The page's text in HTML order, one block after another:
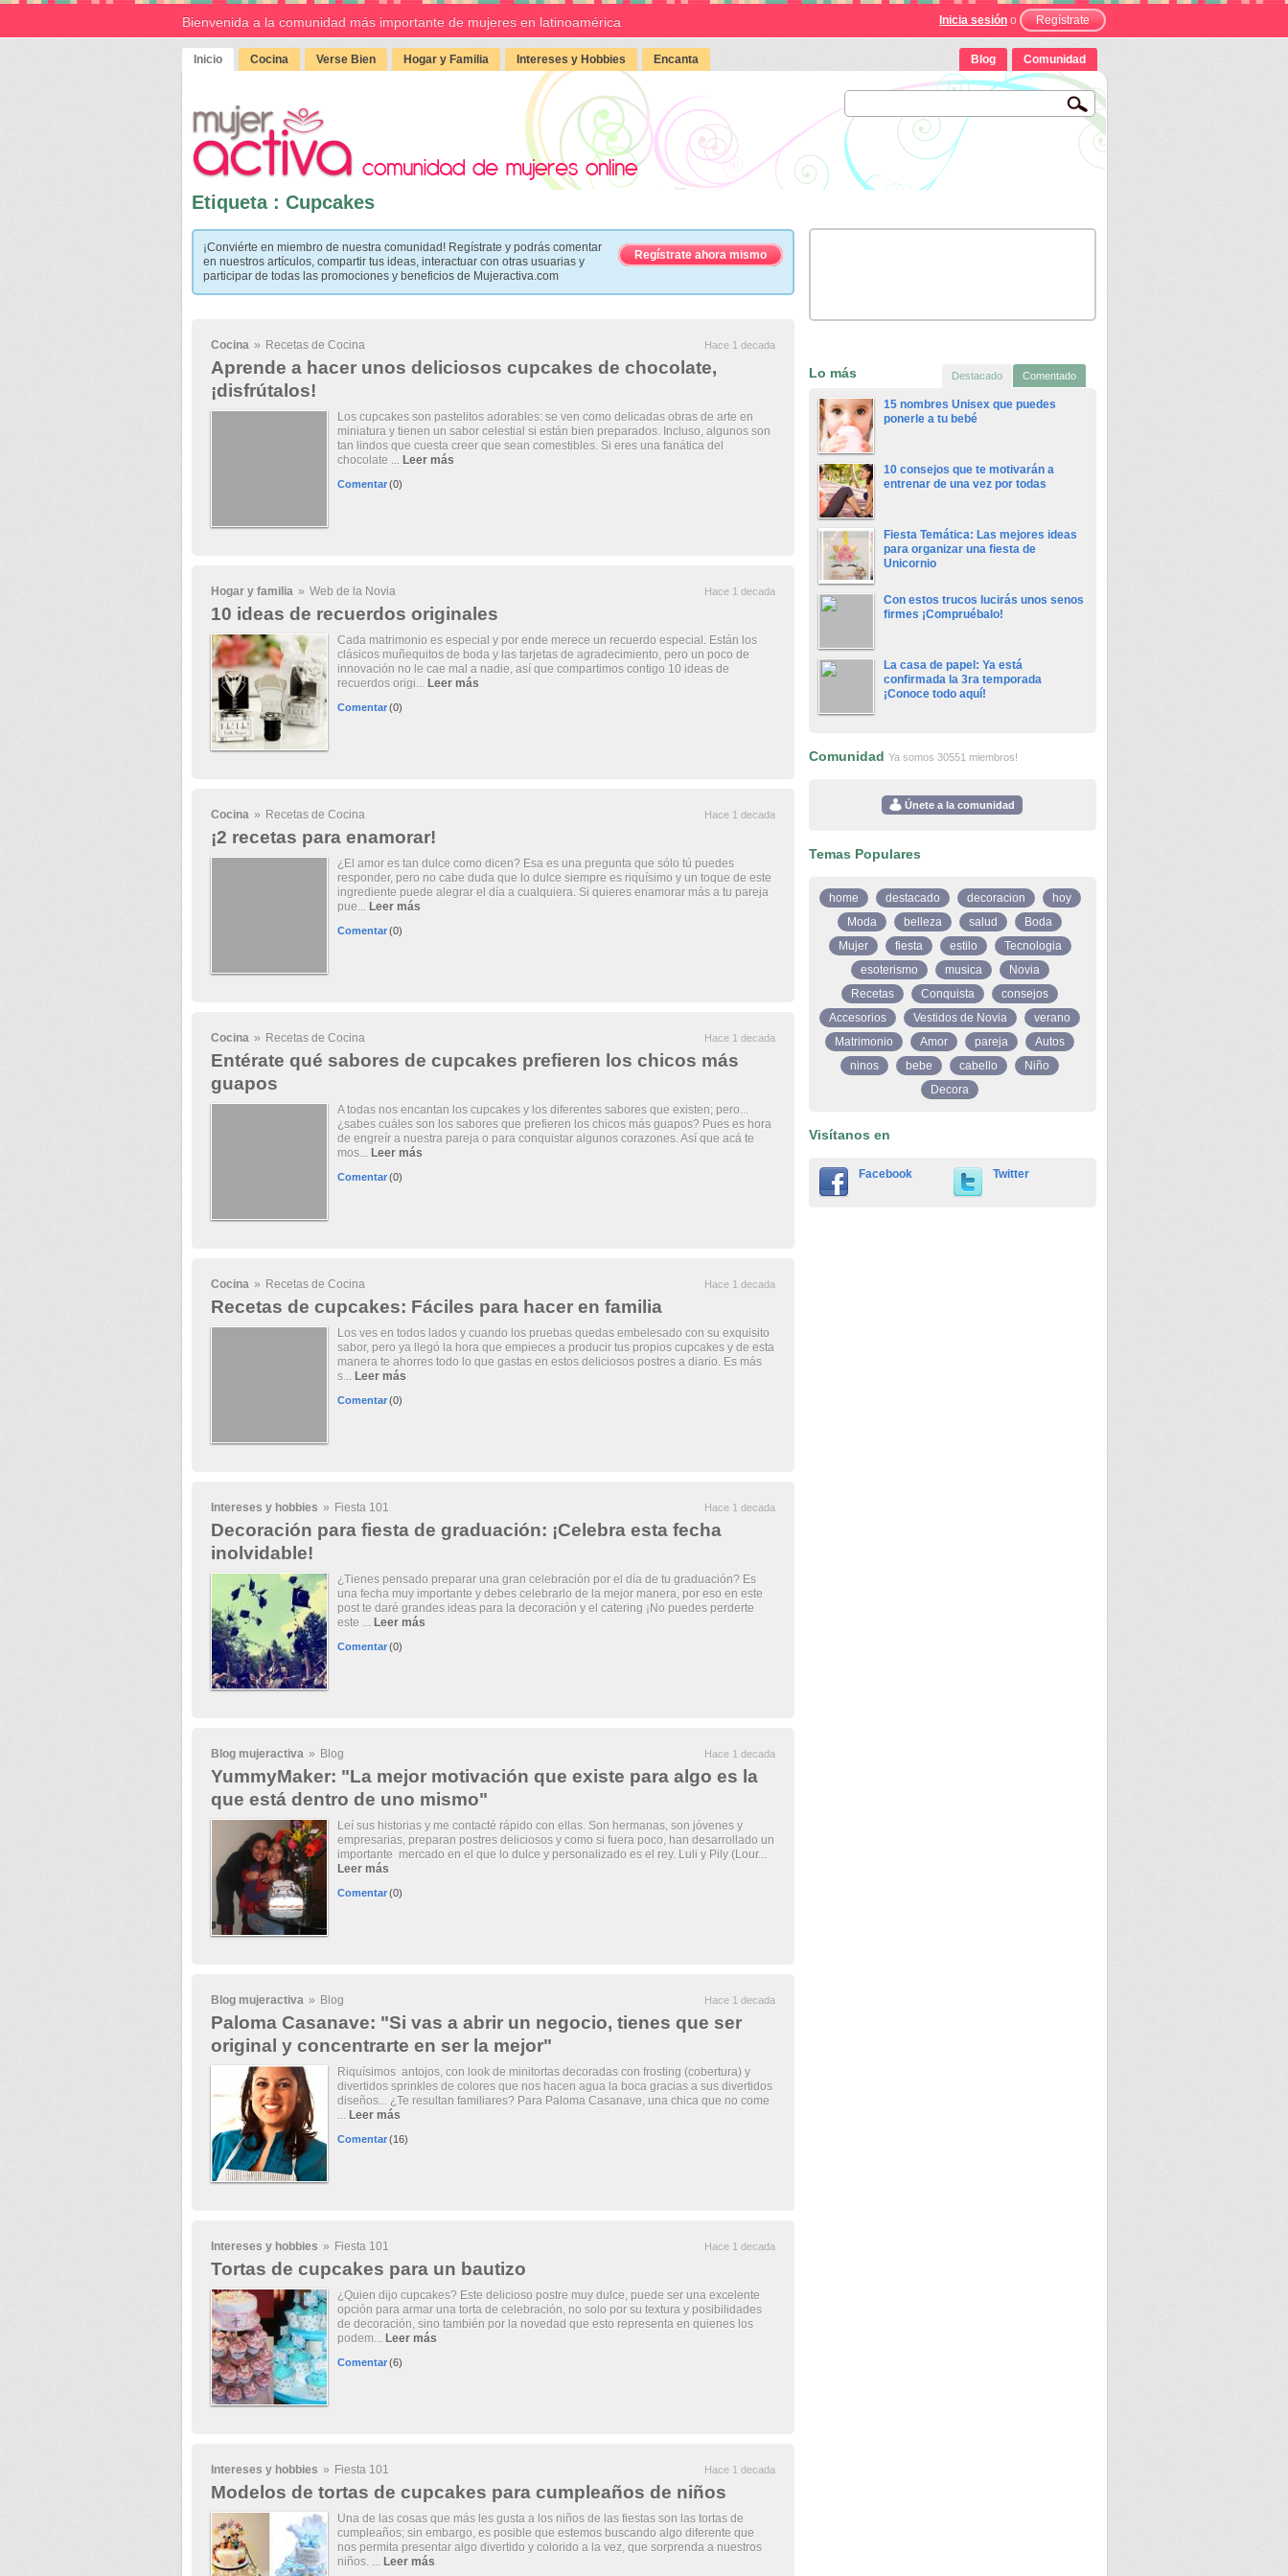
Bienvenida a la comunidad más importante de mujeres en latinoamérica Inicia sesión o Regístrate
Inicio Cocina Verse Bien Hogar y Familia Intereses y Hobbies Encanta Blog Comunidad
Etiqueta : Cupcakes
¡Conviérte en miembro de nuestra comunidad! Regístrate y podrás comentar
en nuestros artículos, compartir tus ideas, interactuar con otras usuarias y
participar de todas las promociones y beneficios de Mujeractiva.com
Regístrate ahora mismo
Cocina » Recetas de Cocina Hace 1 decada
Aprende a hacer unos deliciosos cupcakes de chocolate,
¡disfrútalos!
Los cupcakes son pastelitos adorables: se ven como delicadas obras de arte en
miniatura y tienen un sabor celestial si están bien preparados. Incluso, algunos son
tan lindos que cuesta creer que sean comestibles. Si eres una fanática del
chocolate ... Leer más
Comentar (0)
Hogar y familia » Web de la Novia Hace 1 decada
10 ideas de recuerdos originales
Cada matrimonio es especial y por ende merece un recuerdo especial. Están los
clásicos muñequitos de boda y las tarjetas de agradecimiento, pero un poco de
innovación no le cae mal a nadie, así que compartimos contigo 10 ideas de
recuerdos origi... Leer más
Comentar (0)
Cocina » Recetas de Cocina Hace 1 decada
¡2 recetas para enamorar!
¿El amor es tan dulce como dicen? Esa es una pregunta que sólo tú puedes
responder, pero no cabe duda que lo dulce siempre es riquísimo y un toque de este
ingrediente puede alegrar el día a cualquiera. Si quieres enamorar más a tu pareja
pue... Leer más
Comentar (0)
Cocina » Recetas de Cocina Hace 1 decada
Entérate qué sabores de cupcakes prefieren los chicos más
guapos
A todas nos encantan los cupcakes y los diferentes sabores que existen; pero...
¿sabes cuáles son los sabores que prefieren los chicos más guapos? Pues es hora
de engreír a nuestra pareja o para conquistar algunos corazones. Así que acá te
mos... Leer más
Comentar (0)
Cocina » Recetas de Cocina Hace 1 decada
Recetas de cupcakes: Fáciles para hacer en familia
Los ves en todos lados y cuando los pruebas quedas embelesado con su exquisito
sabor, pero ya llegó la hora que empieces a producir tus propios cupcakes y de esta
manera te ahorres todo lo que gastas en estos deliciosos postres a diario. Es más
s... Leer más
Comentar (0)
Intereses y hobbies » Fiesta 101 Hace 1 decada
Decoración para fiesta de graduación: ¡Celebra esta fecha
inolvidable!
¿Tienes pensado preparar una gran celebración por el día de tu graduación? Es
una fecha muy importante y debes celebrarlo de la mejor manera, por eso en este
post te daré grandes ideas para la decoración y el catering ¡No puedes perderte
este ... Leer más
Comentar (0)
Blog mujeractiva » Blog Hace 1 decada
YummyMaker: "La mejor motivación que existe para algo es la
que está dentro de uno mismo"
Leí sus historias y me contacté rápido con ellas. Son hermanas, son jóvenes y
empresarias, preparan postres deliciosos y como si fuera poco, han desarrollado un
importante mercado en el que lo dulce y personalizado es el rey. Luli y Pily (Lour...
Leer más
Comentar (0)
Blog mujeractiva » Blog Hace 1 decada
Paloma Casanave: "Si vas a abrir un negocio, tienes que ser
original y concentrarte en ser la mejor"
Riquísimos antojos, con look de minitortas decoradas con frosting (cobertura) y
divertidos sprinkles de colores que nos hacen agua la boca gracias a sus divertidos
diseños... ¿Te resultan familiares? Para Paloma Casanave, una chica que no come
... Leer más
Comentar (16)
Intereses y hobbies » Fiesta 101 Hace 1 decada
Tortas de cupcakes para un bautizo
¿Quien dijo cupcakes? Este delicioso postre muy dulce, puede ser una excelente
opción para armar una torta de celebración, no solo por su textura y posibilidades
de decoración, sino también por la novedad que esto representa en quienes los
podem... Leer más
Comentar (6)
Intereses y hobbies » Fiesta 101 Hace 1 decada
Modelos de tortas de cupcakes para cumpleaños de niños
Una de las cosas que más les gusta a los niños de las fiestas son las tortas de
cumpleaños; sin embargo, es posible que estemos buscando algo diferente que
nos permita presentar algo divertido y colorido a la vez, que sorprenda a nuestros
niños. ... Leer más
Lo más Destacado Comentado
15 nombres Unisex que puedes
ponerle a tu bebé
10 consejos que te motivarán a
entrenar de una vez por todas
Fiesta Temática: Las mejores ideas
para organizar una fiesta de
Unicornio
Con estos trucos lucirás unos senos
firmes ¡Compruébalo!
La casa de papel: Ya está
confirmada la 3ra temporada
¡Conoce todo aquí!
Comunidad Ya somos 30551 miembros!
Únete a la comunidad
Temas Populares
home destacado decoracion
hoy
Moda
belleza salud
Boda
Mujer
fiesta estilo
Tecnologia
esoterismo
musica
Novia
Recetas
Conquista
consejos
Accesorios
Vestidos de Novia
verano
Matrimonio
Amor pareja
Autos
ninos
bebe cabello
Niño
Decora
Visítanos en
Facebook Twitter